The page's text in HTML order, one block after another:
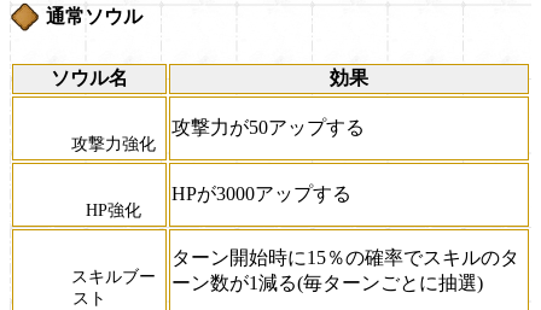
通常ソウル
ソウル名 効果
攻撃力強化
攻撃力が50アップする
HP強化
HPが3000アップする
スキルブー
スト
ターン開始時に15％の確率でスキルのタ
ーン数が1減る(毎ターンごとに抽選)